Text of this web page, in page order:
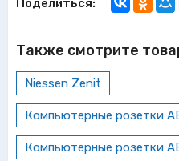
Поделиться:
Также смотрите
Niessen Zenit
Компьютерные розетки
Компьютерные розетки